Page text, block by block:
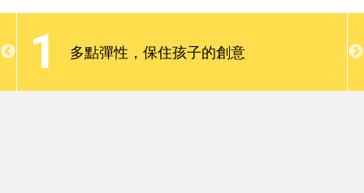
1 多點彈性，保住孩子的創意
力的一個好方法。